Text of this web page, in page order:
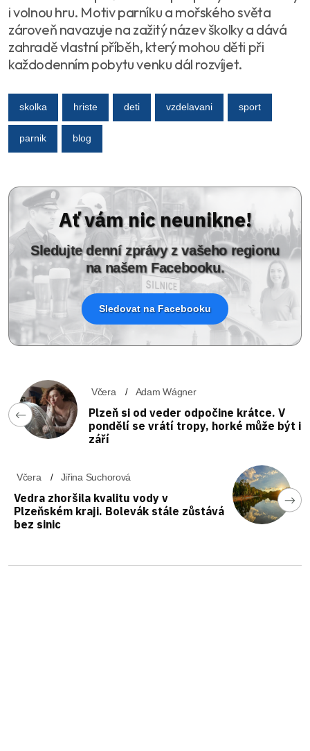
i volnou hru. Motiv parníku a mořského světa
zároveň navazuje na zažitý název školky a dává
zahradě vlastní příběh, který mohou děti při
každodenním pobytu venku dál rozvíjet.
skolka hriste deti vzdelavani sport
parnik blog
Ať vám nic neunikne!
Sledujte denní zprávy z vašeho regionu
na našem Facebooku.
Sledovat na Facebooku
Včera Adam Wágner
Plzeň si od veder odpočine krátce. V
pondělí se vrátí tropy, horké může být i
září
Včera Jiřina Suchorová
Vedra zhoršila kvalitu vody v
Plzeňském kraji. Bolevák stále zůstává
bez sinic